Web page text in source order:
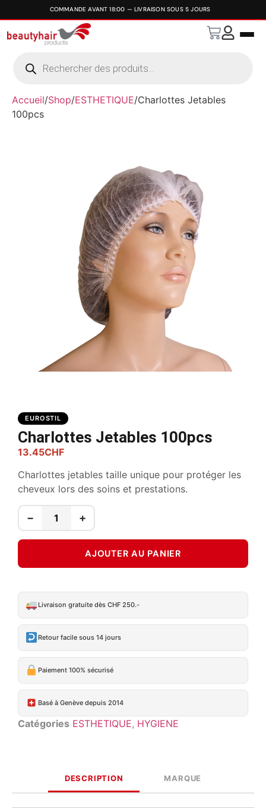
Accueil/Shop/ESTHETIQUE/Charlottes Jetables
100pcs
EUROSTIL
Charlottes Jetables 100pcs
13.45CHF
Charlottes jetables taille unique pour protéger les
cheveux lors des soins et prestations.
− +
AJOUTER AU PANIER
Livraison gratuite dès CHF 250.-
Retour facile sous 14 jours
Paiement 100% sécurisé
Basé à Genève depuis 2014
Catégories ESTHETIQUE, HYGIENE
DESCRIPTION MARQUE